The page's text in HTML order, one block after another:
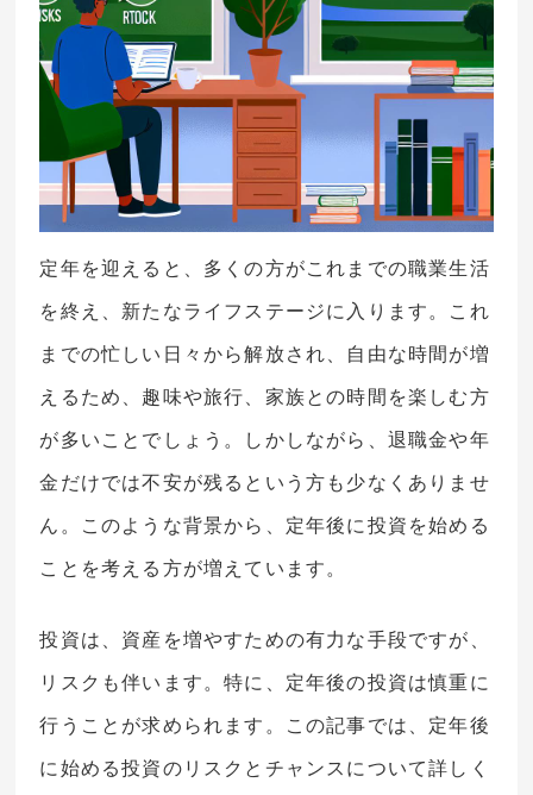
定年を迎えると、多くの方がこれまでの職業生活
を終え、新たなライフステージに入ります。これ
までの忙しい日々から解放され、自由な時間が増
えるため、趣味や旅行、家族との時間を楽しむ方
が多いことでしょう。しかしながら、退職金や年
金だけでは不安が残るという方も少なくありませ
ん。このような背景から、定年後に投資を始める
ことを考える方が増えています。
投資は、資産を増やすための有力な手段ですが、
リスクも伴います。特に、定年後の投資は慎重に
行うことが求められます。この記事では、定年後
に始める投資のリスクとチャンスについて詳しく